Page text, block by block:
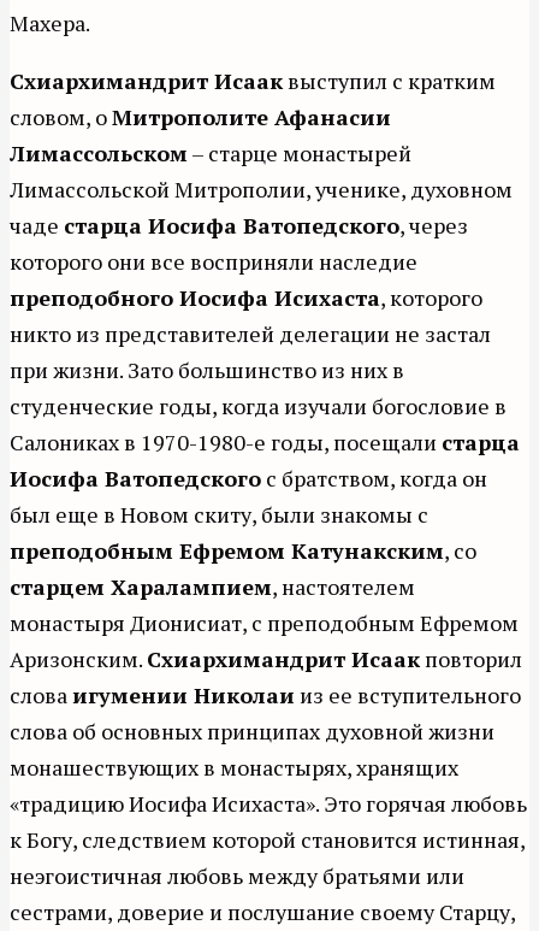
Махера.
Схиархимандрит Исааквыступил с кратким
словом, оМитрополите Афанасии
Лимассольском– старце монастырей
Лимассольской Митрополии, ученике, духовном
чаде старца Иосифа Ватопедского, через
которого они все восприняли наследие
преподобного Иосифа Исихаста, которого
никто из представителей делегации не застал
при жизни. Зато большинство из них в
студенческие годы, когда изучали богословие в
Салониках в 1970-1980-е годы, посещали старца
Иосифа Ватопедского с братством, когда он
был еще в Новом скиту, были знакомы с
преподобным Ефремом Катунакским, со
старцем Харалампием, настоятелем
монастыря Дионисиат, с преподобным Ефремом
Аризонским. Схиархимандрит Исаакповторил
словаигумении Николаи из ее вступительного
слова об основных принципах духовной жизни
монашествующих в монастырях, хранящих
«традицию Иосифа Исихаста». Это горячая любовь
к Богу, следствием которой становится истинная,
неэгоистичная любовь между братьями или
сестрами, доверие и послушание своему Старцу,